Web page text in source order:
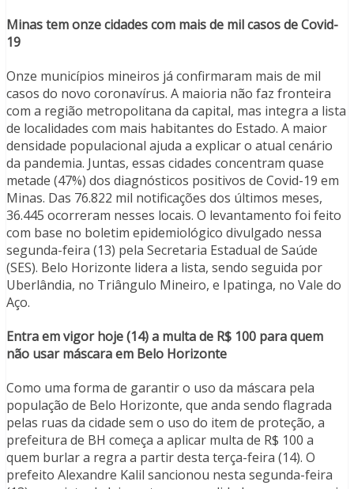
Minas tem onze cidades com mais de mil casos de Covid-
19
Onze municípios mineiros já confirmaram mais de mil
casos do novo coronavírus. A maioria não faz fronteira
com a região metropolitana da capital, mas integra a lista
de localidades com mais habitantes do Estado. A maior
densidade populacional ajuda a explicar o atual cenário
da pandemia. Juntas, essas cidades concentram quase
metade (47%) dos diagnósticos positivos de Covid-19 em
Minas. Das 76.822 mil notificações dos últimos meses,
36.445 ocorreram nesses locais. O levantamento foi feito
com base no boletim epidemiológico divulgado nessa
segunda-feira (13) pela Secretaria Estadual de Saúde
(SES). Belo Horizonte lidera a lista, sendo seguida por
Uberlândia, no Triângulo Mineiro, e Ipatinga, no Vale do
Aço.
Entra em vigor hoje (14) a multa de R$ 100 para quem
não usar máscara em Belo Horizonte
Como uma forma de garantir o uso da máscara pela
população de Belo Horizonte, que anda sendo flagrada
pelas ruas da cidade sem o uso do item de proteção, a
prefeitura de BH começa a aplicar multa de R$ 100 a
quem burlar a regra a partir desta terça-feira (14). O
prefeito Alexandre Kalil sancionou nesta segunda-feira